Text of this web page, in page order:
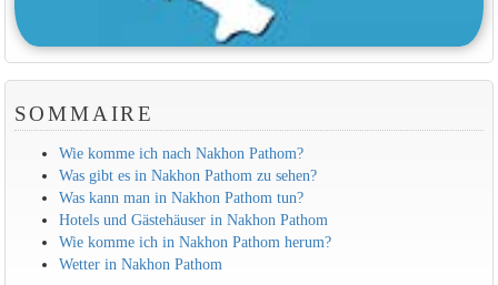
SOMMAIRE
Wie komme ich nach Nakhon Pathom?
Was gibt es in Nakhon Pathom zu sehen?
Was kann man in Nakhon Pathom tun?
Hotels und Gästehäuser in Nakhon Pathom
Wie komme ich in Nakhon Pathom herum?
Wetter in Nakhon Pathom